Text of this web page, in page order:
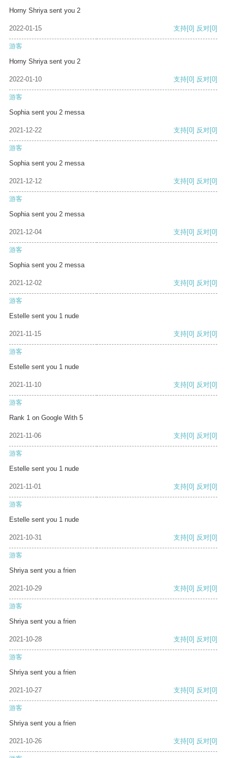
Horny Shriya sent you 2
2022-01-15 支持[0] 反对[0]
游客
Horny Shriya sent you 2
2022-01-10 支持[0] 反对[0]
游客
Sophia sent you 2 messa
2021-12-22 支持[0] 反对[0]
游客
Sophia sent you 2 messa
2021-12-12 支持[0] 反对[0]
游客
Sophia sent you 2 messa
2021-12-04 支持[0] 反对[0]
游客
Sophia sent you 2 messa
2021-12-02 支持[0] 反对[0]
游客
Estelle sent you 1 nude
2021-11-15 支持[0] 反对[0]
游客
Estelle sent you 1 nude
2021-11-10 支持[0] 反对[0]
游客
Rank 1 on Google With 5
2021-11-06 支持[0] 反对[0]
游客
Estelle sent you 1 nude
2021-11-01 支持[0] 反对[0]
游客
Estelle sent you 1 nude
2021-10-31 支持[0] 反对[0]
游客
Shriya sent you a frien
2021-10-29 支持[0] 反对[0]
游客
Shriya sent you a frien
2021-10-28 支持[0] 反对[0]
游客
Shriya sent you a frien
2021-10-27 支持[0] 反对[0]
游客
Shriya sent you a frien
2021-10-26 支持[0] 反对[0]